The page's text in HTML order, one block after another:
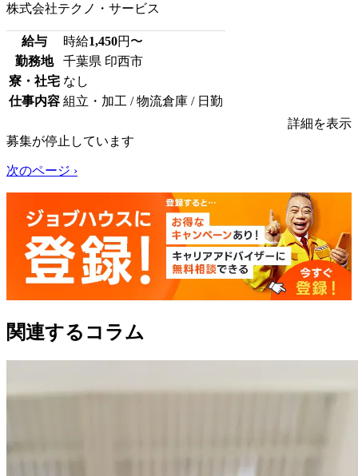
株式会社テクノ・サービス
給与 時給1,450円〜
勤務地
千葉県 印西市
寮・社宅 なし
仕事内容 組立・加工 / 物流倉庫 / 日勤
詳細を表示
募集が停止しています
次のページ ›
関連するコラム